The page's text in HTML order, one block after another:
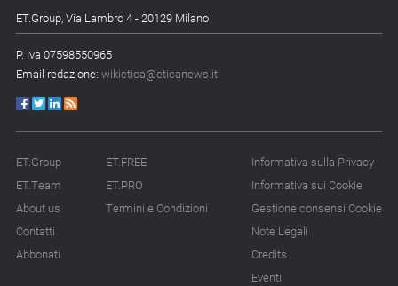
14.07.26 - 11:00
Tornano le Settimane
appuntamenti
14.07.26 - 10:00
Mcc colloca social bond
ET.Group, Via Lambro 4 - 20129 Milano
P. Iva 07598550965
Email redazione: wikietica@eticanews.it
ET.Group
ET.Team
About us
Contatti
Abbonati
ET.FREE
ET.PRO
Termini e Condizioni
Informativa sulla Privacy
Informativa sui Cookie
Gestione consensi Cookie
Note Legali
Credits
Eventi